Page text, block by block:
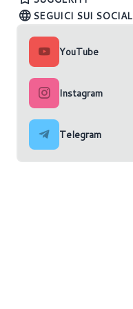
SEGUICI SUI SOCIAL
YouTube
Instagram
Telegram